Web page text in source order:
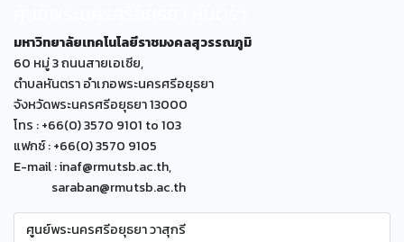
มหาวิทยาลัยเทคโนโลยีราชมงคลสุวรรณภูมิ
60 หมู่ 3 ถนนสายเอเซีย,
ตำบลหันตรา อำเภอพระนครศรีอยุธยา
จังหวัดพระนครศรีอยุธยา 13000
โทร : +66(0) 3570 9101 to 103
แฟกซ์ : +66(0) 3570 9105
E-mail : inaf@rmutsb.ac.th,
saraban@rmutsb.ac.th
ศูนย์พระนครศรีอยุธยา วาสุกรี